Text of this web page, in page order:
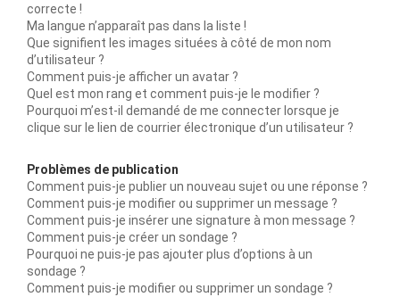
correcte !
Ma langue n’apparaît pas dans la liste !
Que signifient les images situées à côté de mon nom
d’utilisateur ?
Comment puis-je afficher un avatar ?
Quel est mon rang et comment puis-je le modifier ?
Pourquoi m’est-il demandé de me connecter lorsque je
clique sur le lien de courrier électronique d’un utilisateur ?
Problèmes de publication
Comment puis-je publier un nouveau sujet ou une réponse ?
Comment puis-je modifier ou supprimer un message ?
Comment puis-je insérer une signature à mon message ?
Comment puis-je créer un sondage ?
Pourquoi ne puis-je pas ajouter plus d’options à un
sondage ?
Comment puis-je modifier ou supprimer un sondage ?